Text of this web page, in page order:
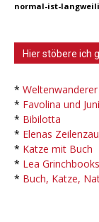
normal-ist-
Hier stöbere ich
* Weltenwanderer
* Favolina und
* Bibilotta
* Elenas
* Katze mit Buch
* Lea Grinchbooks
* Buch, Katze,